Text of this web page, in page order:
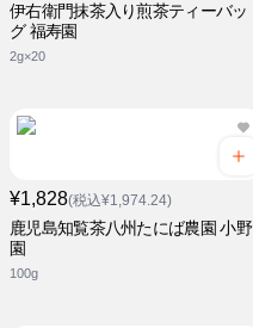
伊右衛門抹茶入り煎茶ティーバッ
グ 福寿園
2g×20
¥1,828(税込¥1,974.24)
鹿児島知覧茶八州たにば農園 小野
園
100g